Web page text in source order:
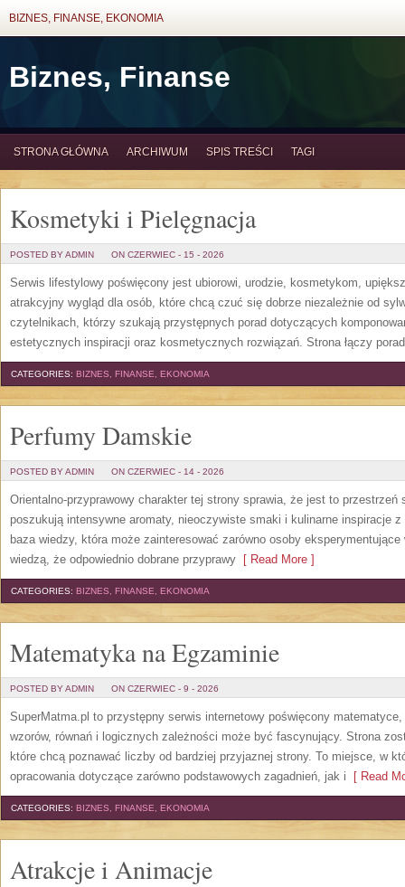
BIZNES, FINANSE, EKONOMIA
Biznes, Finanse
STRONA GŁÓWNA ARCHIWUM SPIS TREŚCI TAGI
Kosmetyki i Pielęgnacja
POSTED BY ADMIN ON CZERWIEC - 15 - 2026
Serwis lifestylowy poświęcony jest ubiorowi, urodzie, kosmetykom,
atrakcyjny wygląd dla osób, które chcą czuć się dobrze niezależnie od
czytelnikach, którzy szukają przystępnych porad dotyczących
estetycznych inspiracji oraz kosmetycznych rozwiązań. Strona łączy
CATEGORIES: BIZNES, FINANSE, EKONOMIA
Perfumy Damskie
POSTED BY ADMIN ON CZERWIEC - 14 - 2026
Orientalno-przyprawowy charakter tej strony sprawia, że jest to
poszukują intensywne aromaty, nieoczywiste smaki i kulinarne inspiracje
baza wiedzy, która może zainteresować zarówno osoby
wiedzą, że odpowiednio dobrane przyprawy [ Read More ]
CATEGORIES: BIZNES, FINANSE, EKONOMIA
Matematyka na Egzaminie
POSTED BY ADMIN ON CZERWIEC - 9 - 2026
SuperMatma.pl to przystępny serwis internetowy poświęcony
wzorów, równań i logicznych zależności może być fascynujący. Strona
które chcą poznawać liczby od bardziej przyjaznej strony. To miejsce, w
opracowania dotyczące zarówno podstawowych zagadnień, jak i [ Read
CATEGORIES: BIZNES, FINANSE, EKONOMIA
Atrakcje i Animacje